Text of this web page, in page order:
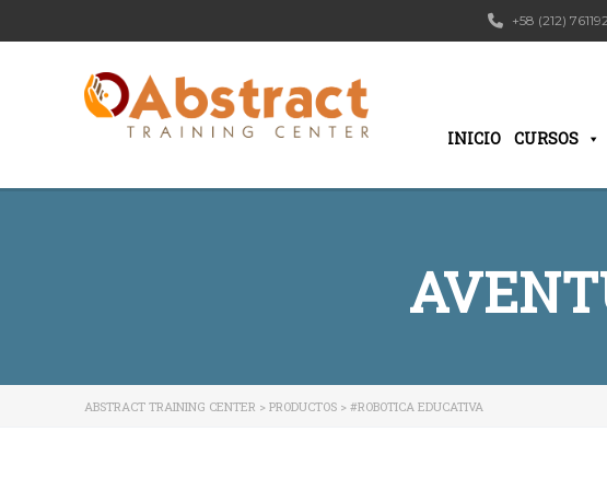
+58 (212)
INICIO CURSOS
ABSTRACT TRAINING CENTER > PRODUCTOS > #ROBOTICA EDUCATIVA